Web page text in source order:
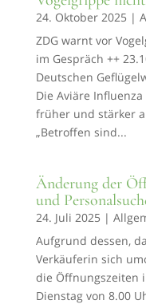
24. Oktober 2025 |
ZDG warnt vor
im Gespräch ++
Deutschen
Die Aviäre
früher und stärker
„Betroffen sind...
Änderung der
und
24. Juli 2025 |
Aufgrund dessen,
Verkäuferin sich
die Öffnungszeiten
Dienstag von 8.00